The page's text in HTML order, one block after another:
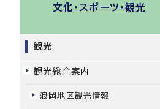
文化・スポーツ・観光
観光
観光総合案内
浪岡地区観光情報